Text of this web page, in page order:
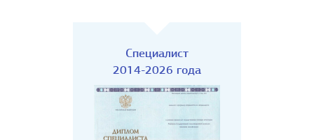
Специалист
2014-2026 года